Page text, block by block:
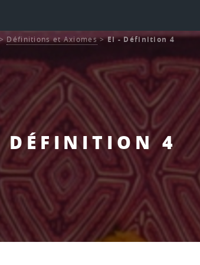
DÉFINITION 4
>Définitions et Axiomes>EI - Définition 4